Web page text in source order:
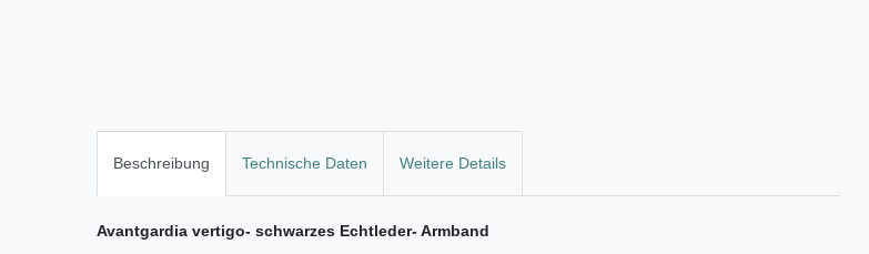
Beschreibung Technische Daten Weitere Details
Avantgardia vertigo- schwarzes Echtleder- Armband